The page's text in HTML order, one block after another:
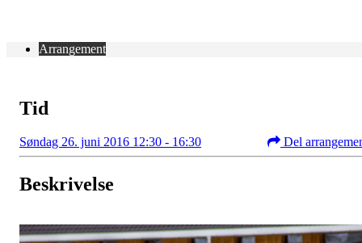
Arrangement
Tid
Søndag 26. juni 2016 12:30 - 16:30 Del
Beskrivelse